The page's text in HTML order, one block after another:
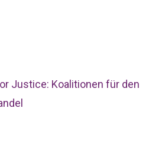
Justice: Koalitionen für den